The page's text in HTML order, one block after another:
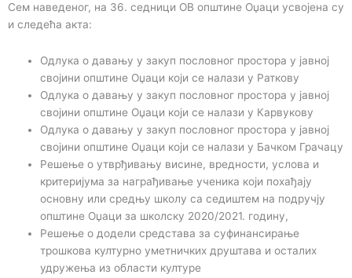
Сем наведеног, на 36. седници ОВ општине Оџаци усвојена су
и следећа акта:
Одлука о давању у закуп пословног простора у јавној
својини општине Оџаци који се налази у Раткову
Одлука о давању у закуп пословног простора у јавној
својини општине Оџаци који се налази у Карвукову
Одлука о давању у закуп пословног простора у јавној
својини општине Оџаци који се налази у Бачком Грачацу
Решење о утврђивању висине, вредности, услова и
критеријума за награђивање ученика који похађају
основну или средњу школу са седиштем на подручју
општине Оџаци за школску 2020/2021. годину,
Решење о додели средстава за суфинансирање
трошкова културно уметничких друштава и осталих
удружења из области културе